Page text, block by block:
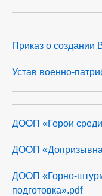
Приказ о
Устав военно-
ДООП «Герои
ДООП
ДООП «Горно-
подготовка».pdf